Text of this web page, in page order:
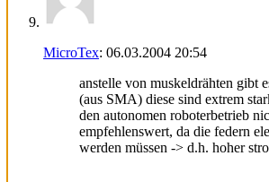
MicroTex: 06.03.2004 20:54
anstelle von muskeldrähten gibt
(aus SMA) diese sind extrem
den autonomen roboterbetrieb
empfehlenswert, da die federn
werden müssen -> d.h. hoher